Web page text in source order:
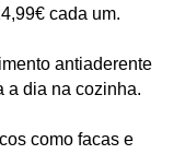
cada um.
antiaderente
a dia na cozinha.
como facas e